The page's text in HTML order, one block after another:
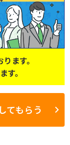
ます。
す。
てもらう